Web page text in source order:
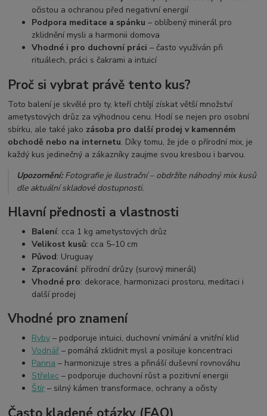
očistou a ochranou před negativní energií
Podpora meditace a spánku – oblíbený minerál pro
zklidnění mysli a harmonii domova
Vhodné i pro duchovní práci – často využíván při
rituálech, práci s čakrami a intuicí
Proč si vybrat právě tento kus?
Toto balení je skvělé pro ty, kteří chtějí získat větší množství
ametystových drůz za výhodnou cenu. Hodí se nejen pro osobní
sbírku, ale také jako zásoba pro další prodej v kamenném
obchodě nebo na internetu. Díky tomu, že jde o přírodní mix, je
každý kus jedinečný a zákazníky zaujme svou kresbou i barvou.
Upozornění:Fotografie je ilustrační – obdržíte náhodný mix kusů
dle aktuální skladové dostupnosti.
Hlavní přednosti a vlastnosti
Balení: cca 1 kg ametystových drůz
Velikost kusů: cca 5–10 cm
Původ: Uruguay
Zpracování: přírodní drůzy (surový minerál)
Vhodné pro: dekorace, harmonizaci prostoru, meditaci i
další prodej
Vhodné pro znamení
Ryby – podporuje intuici, duchovní vnímání a vnitřní klid
Vodnář – pomáhá zklidnit mysl a posiluje koncentraci
Panna – harmonizuje stres a přináší duševní rovnováhu
Střelec – podporuje duchovní růst a pozitivní energii
Štír – silný kámen transformace, ochrany a očisty